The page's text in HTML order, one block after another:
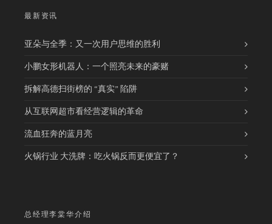
最新资讯
亚朵与全季：又一次用户思维的胜利
小鹏女形机器人：一个照亮未来的豪赌
拆解高德扫街榜的 “真实” 陷阱
从互联网超市看经营逻辑的革命
流血狂奔的蓝月亮
火锅行业 大洗牌：吃火锅反而更便宜了？
总经理李棠华介绍